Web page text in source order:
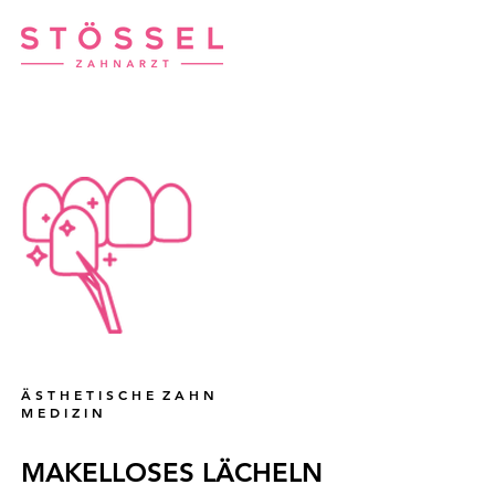
Ä S T H E T I S C H E Z A H N
M E D I Z I N
MAKELLOSES LÄCHELN